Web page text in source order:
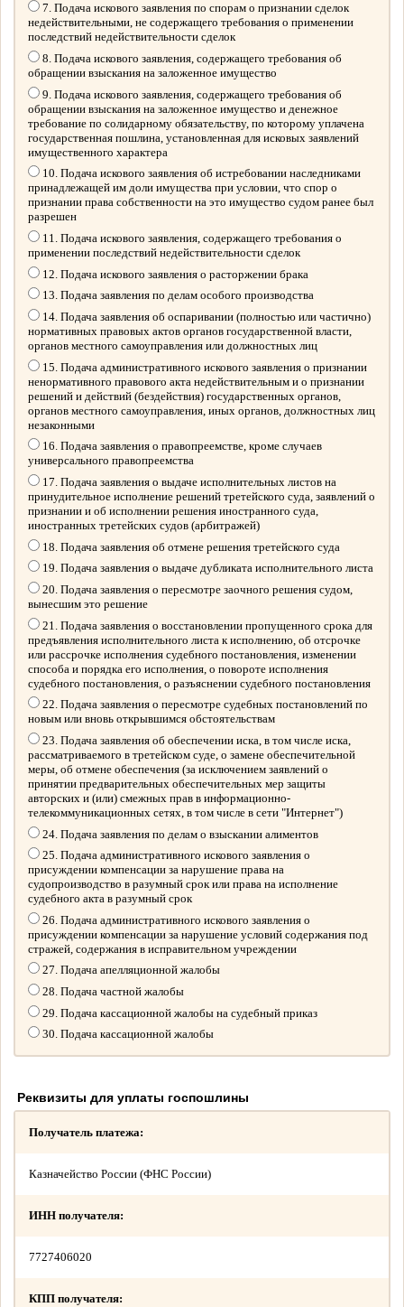
7. Подача искового заявления по спорам о признании сделок
недействительными, не содержащего требования о применении
последствий недействительности сделок
8. Подача искового заявления, содержащего требования об
обращении взыскания на заложенное имущество
9. Подача искового заявления, содержащего требования об
обращении взыскания на заложенное имущество и денежное
требование по солидарному обязательству, по которому уплачена
государственная пошлина, установленная для исковых заявлений
имущественного характера
10. Подача искового заявления об истребовании наследниками
принадлежащей им доли имущества при условии, что спор о
признании права собственности на это имущество судом ранее был
разрешен
11. Подача искового заявления, содержащего требования о
применении последствий недействительности сделок
12. Подача искового заявления о расторжении брака
13. Подача заявления по делам особого производства
14. Подача заявления об оспаривании (полностью или частично)
нормативных правовых актов органов государственной власти,
органов местного самоуправления или должностных лиц
15. Подача административного искового заявления о признании
ненормативного правового акта недействительным и о признании
решений и действий (бездействия) государственных органов,
органов местного самоуправления, иных органов, должностных лиц
незаконными
16. Подача заявления о правопреемстве, кроме случаев
универсального правопреемства
17. Подача заявления о выдаче исполнительных листов на
принудительное исполнение решений третейского суда, заявлений о
признании и об исполнении решения иностранного суда,
иностранных третейских судов (арбитражей)
18. Подача заявления об отмене решения третейского суда
19. Подача заявления о выдаче дубликата исполнительного листа
20. Подача заявления о пересмотре заочного решения судом,
вынесшим это решение
21. Подача заявления о восстановлении пропущенного срока для
предъявления исполнительного листа к исполнению, об отсрочке
или рассрочке исполнения судебного постановления, изменении
способа и порядка его исполнения, о повороте исполнения
судебного постановления, о разъяснении судебного постановления
22. Подача заявления о пересмотре судебных постановлений по
новым или вновь открывшимся обстоятельствам
23. Подача заявления об обеспечении иска, в том числе иска,
рассматриваемого в третейском суде, о замене обеспечительной
меры, об отмене обеспечения (за исключением заявлений о
принятии предварительных обеспечительных мер защиты
авторских и (или) смежных прав в информационно-
телекоммуникационных сетях, в том числе в сети "Интернет")
24. Подача заявления по делам о взыскании алиментов
25. Подача административного искового заявления о
присуждении компенсации за нарушение права на
судопроизводство в разумный срок или права на исполнение
судебного акта в разумный срок
26. Подача административного искового заявления о
присуждении компенсации за нарушение условий содержания под
стражей, содержания в исправительном учреждении
27. Подача апелляционной жалобы
28. Подача частной жалобы
29. Подача кассационной жалобы на судебный приказ
30. Подача кассационной жалобы
Реквизиты для уплаты госпошлины
Получатель платежа:
Казначейство России (ФНС России)
ИНН получателя:
7727406020
КПП получателя: